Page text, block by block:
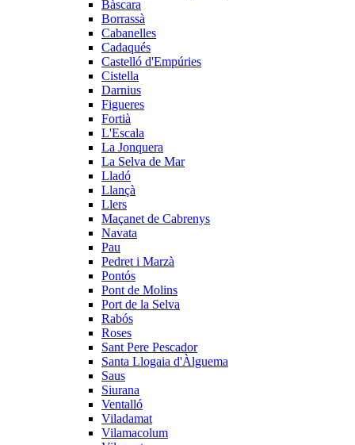
Bàscara
Borrassà
Cabanelles
Cadaqués
Castelló d'Empúries
Cistella
Darnius
Figueres
Fortià
L'Escala
La Jonquera
La Selva de Mar
Lladó
Llançà
Llers
Maçanet de Cabrenys
Navata
Pau
Pedret i Marzà
Pontós
Pont de Molins
Port de la Selva
Rabós
Roses
Sant Pere Pescador
Santa Llogaia d'Àlguema
Saus
Siurana
Ventalló
Viladamat
Vilamacolum